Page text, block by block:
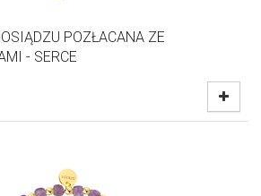
POZŁACANA ZE
- SERCE